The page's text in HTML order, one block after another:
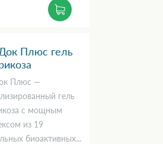
Плюс гель
Плюс —
гель
с мощным
из 19
биоактивных...